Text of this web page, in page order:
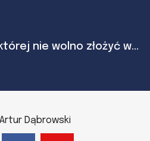
nie wolno złożyć w...
Dąbrowski